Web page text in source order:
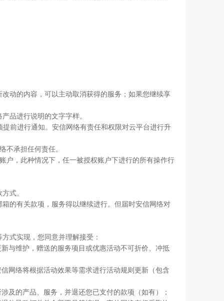
动的内容，可以主动取消获得的服务；如果您继续享
品进行说明的文字字样。
前进行通知。安信网络有责任和权限对云平台进行升
承担任何责任。
户，此种情况下，任一被授权账户下进行的所有操作行
式。
的有关款项，服务得以继续进行。但届时安信网络对
式实现，您同意并理解接受：
与维护，赠送的服务项目或优惠活动不可折价、冲抵
网络将根据活动效果等需求进行活动规则更新（包含
及的产品、服务，并退还您已支付的款项（如有）；